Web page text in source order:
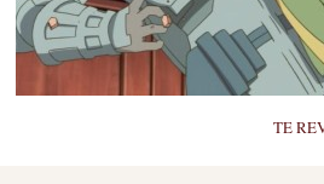
TE